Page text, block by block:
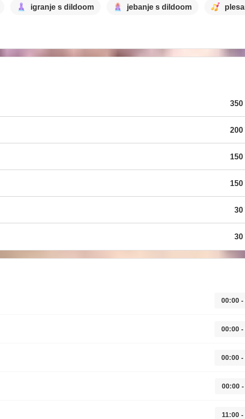
igranje s dildoom jebanje s dildoom
350
200
150
150
30
30
00:00
00:00
00:00
00:00
11:00